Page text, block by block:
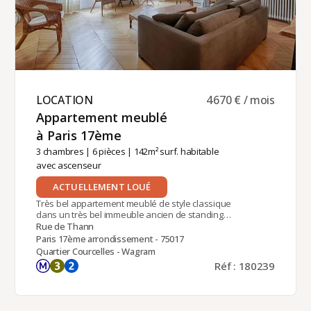
LOCATION ​
Appartement meublé
à Paris 17ème ​
3 chambres | 6 pièces | 142m² surf. habitable
avec ascenseur
4 670 € / mois
ACTUELLEMENT LOUÉ
Très bel appartement meublé de style classique
dans un très bel immeuble ancien de standing
avec gardien situé dans une petite rue calme et à
proximité immédiate du parc Monceau. Situé au
3ème étage avec ascenseur, Il comprend : une
entrée, deux grandes pièces de séjour, une belle
cuisine dinatoire, trois chambres dont une
une salle de douche et un wc séparé. Chauffage
Rue de Thann
Paris 17ème arrondissement - 75017
Quartier Courcelles - Wagram
Réf : 180239